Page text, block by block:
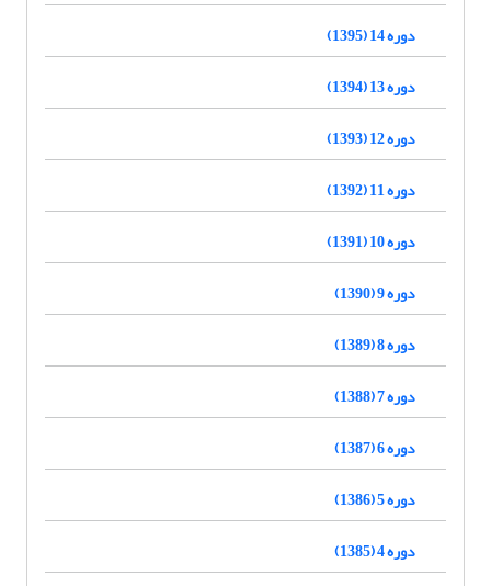
دوره 14 (1395)
دوره 13 (1394)
دوره 12 (1393)
دوره 11 (1392)
دوره 10 (1391)
دوره 9 (1390)
دوره 8 (1389)
دوره 7 (1388)
دوره 6 (1387)
دوره 5 (1386)
دوره 4 (1385)